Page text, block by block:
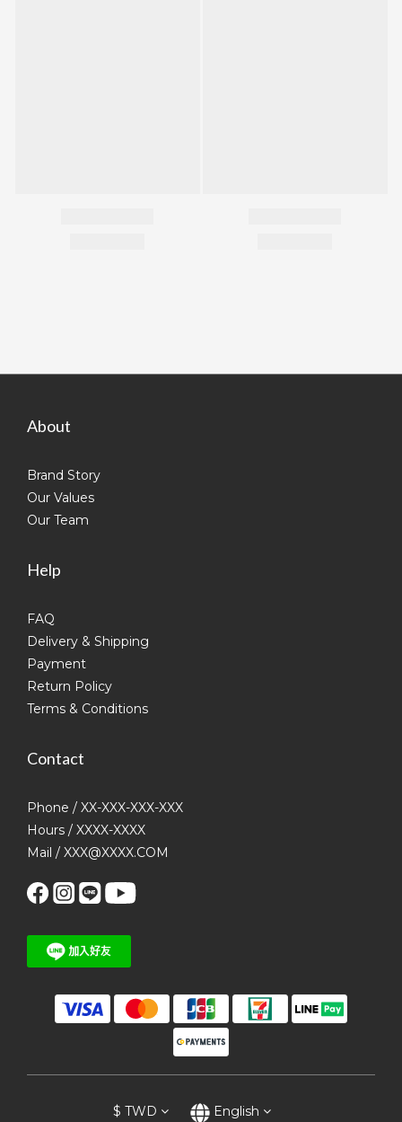
About
Brand Story
Our Values
Our Team
Help
FAQ
Delivery & Shipping
Payment
Return Policy
Terms & Conditions
Contact
Phone / XX-XXX-XXX-XXX
Hours / XXXX-XXXX
Mail / XXX@XXXX.COM
$ TWD English